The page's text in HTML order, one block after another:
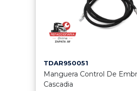
TDAR950051
Manguera Control De
Cascadia